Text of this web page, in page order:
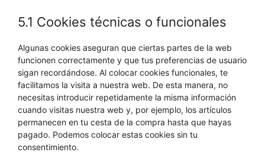
5.1 Cookies técnicas o funcionales
Algunas cookies aseguran que ciertas partes de la web
funcionen correctamente y que tus preferencias de usuario
sigan recordándose. Al colocar cookies funcionales, te
facilitamos la visita a nuestra web. De esta manera, no
necesitas introducir repetidamente la misma información
cuando visitas nuestra web y, por ejemplo, los artículos
permanecen en tu cesta de la compra hasta que hayas
pagado. Podemos colocar estas cookies sin tu
consentimiento.